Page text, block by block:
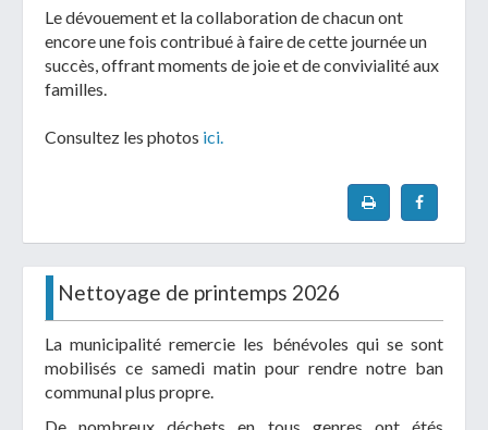
Le dévouement et la collaboration de chacun ont
encore une fois contribué à faire de cette journée un
succès, offrant moments de joie et de convivialité aux
familles.
Consultez les photos ici.
Nettoyage de printemps 2026
La municipalité remercie les bénévoles qui se sont
mobilisés ce samedi matin pour rendre notre ban
communal plus propre.